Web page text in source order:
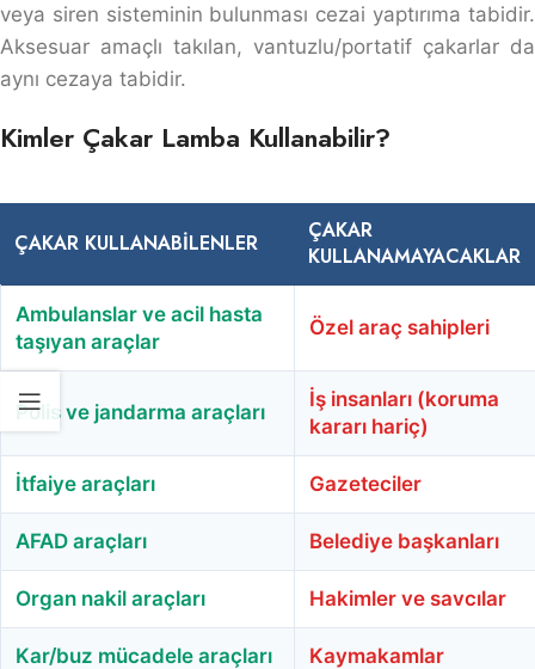
veya siren sisteminin bulunması cezai yaptırıma tabidir.
Aksesuar amaçlı takılan, vantuzlu/portatif çakarlar da
aynı cezaya tabidir.
Kimler Çakar Lamba Kullanabilir?
ÇAKAR KULLANABILENLER
ÇAKAR
KULLANAMAYACAKLAR
Ambulanslar ve acil hasta
taşıyan araçlar
Özel araç sahipleri
Polis ve jandarma araçları
İş insanları (koruma
kararı hariç)
İtfaiye araçları Gazeteciler
AFAD araçları Belediye başkanları
Organ nakil araçları Hakimler ve savcılar
Kar/buz mücadele araçları Kaymakamlar